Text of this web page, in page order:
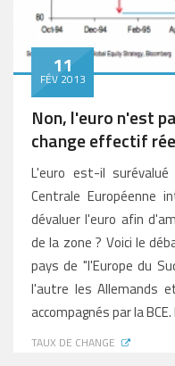
11
FÉV 2013
Non, l'euro n'est
change effectif
L'euro est-il
Centrale Européenne
dévaluer l'euro afin
de la zone ? Voici le
pays de "l'Europe du
l'autre les Allemands
accompagnés par la
TAUX DE CHANGE